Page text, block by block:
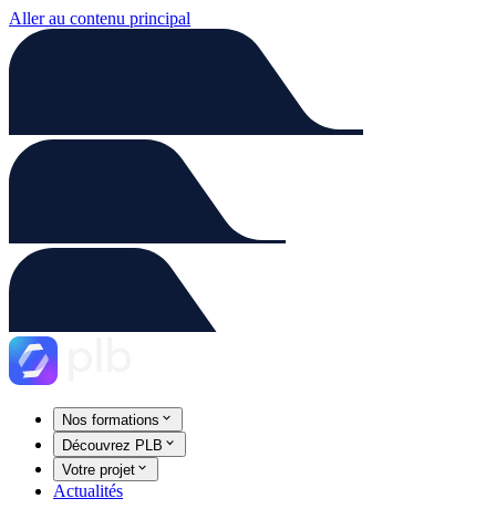
Aller au contenu principal
Nos formations
Découvrez PLB
Votre projet
Actualités